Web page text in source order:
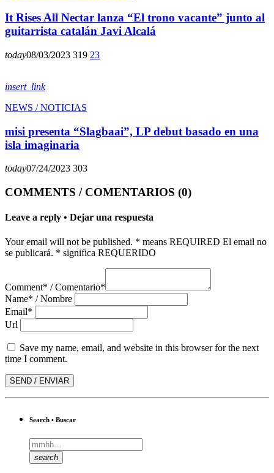
It Rises All Nectar lanza “El trono vacante” junto al
guitarrista catalán Javi Alcalá
today08/03/2023 319 23
insert_link
NEWS / NOTICIAS
misi presenta “Slagbaai”, LP debut basado en una
isla imaginaria
today07/24/2023 303
COMMENTS / COMENTARIOS (0)
Leave a reply • Dejar una respuesta
Your email will not be published. * means REQUIRED El email no
se publicará. * significa REQUERIDO
Comment* / Comentario*
Name* / Nombre
Email*
Url
Save my name, email, and website in this browser for the next
time I comment.
Search • Buscar
search